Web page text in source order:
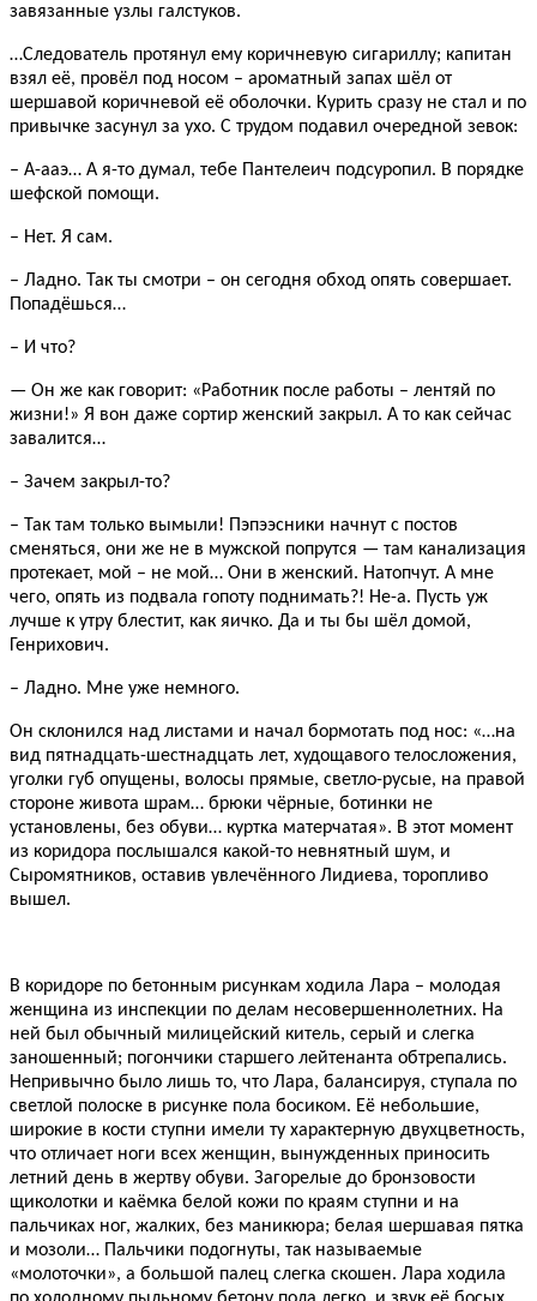
завязанные узлы галстуков.
…Следователь протянул ему коричневую сигариллу; капитан
взял её, провёл под носом – ароматный запах шёл от
шершавой коричневой её оболочки. Курить сразу не стал и по
привычке засунул за ухо. С трудом подавил очередной зевок:
– А-ааэ… А я-то думал, тебе Пантелеич подсуропил. В порядке
шефской помощи.
– Нет. Я сам.
– Ладно. Так ты смотри – он сегодня обход опять совершает.
Попадёшься…
– И что?
— Он же как говорит: «Работник после работы – лентяй по
жизни!» Я вон даже сортир женский закрыл. А то как сейчас
завалится…
– Зачем закрыл-то?
– Так там только вымыли! Пэпээсники начнут с постов
сменяться, они же не в мужской попрутся — там канализация
протекает, мой – не мой… Они в женский. Натопчут. А мне
чего, опять из подвала гопоту поднимать?! Не-а. Пусть уж
лучше к утру блестит, как яичко. Да и ты бы шёл домой,
Генрихович.
– Ладно. Мне уже немного.
Он склонился над листами и начал бормотать под нос: «…на
вид пятнадцать-шестнадцать лет, худощавого телосложения,
уголки губ опущены, волосы прямые, светло-русые, на правой
стороне живота шрам… брюки чёрные, ботинки не
установлены, без обуви… куртка матерчатая». В этот момент
из коридора послышался какой-то невнятный шум, и
Сыромятников, оставив увлечённого Лидиева, торопливо
вышел.
В коридоре по бетонным рисункам ходила Лара – молодая
женщина из инспекции по делам несовершеннолетних. На
ней был обычный милицейский китель, серый и слегка
заношенный; погончики старшего лейтенанта обтрепались.
Непривычно было лишь то, что Лара, балансируя, ступала по
светлой полоске в рисунке пола босиком. Её небольшие,
широкие в кости ступни имели ту характерную двухцветность,
что отличает ноги всех женщин, вынужденных приносить
летний день в жертву обуви. Загорелые до бронзовости
щиколотки и каёмка белой кожи по краям ступни и на
пальчиках ног, жалких, без маникюра; белая шершавая пятка
и мозоли… Пальчики подогнуты, так называемые
«молоточки», а большой палец слегка скошен. Лара ходила